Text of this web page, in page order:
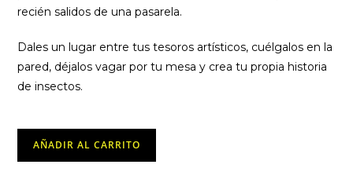
recién salidos de una pasarela.
Dales un lugar entre tus tesoros artísticos, cuélgalos en la
pared, déjalos vagar por tu mesa y crea tu propia historia
de insectos.
Escarabajo
AÑADIR AL CARRITO